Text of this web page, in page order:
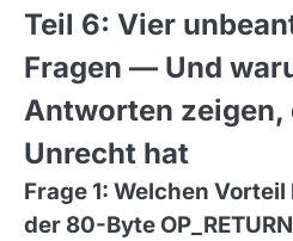
Teil 6: Vier
Fragen — Und
Antworten zeigen,
Unrecht hat
Frage 1: Welchen
der 80-Byte